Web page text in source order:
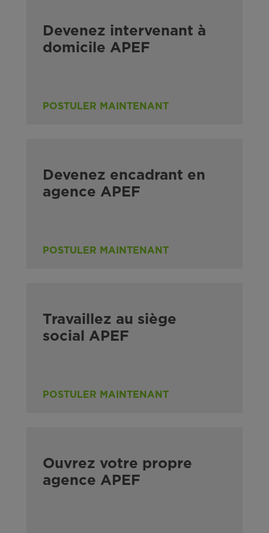
Devenez intervenant à
domicile APEF
POSTULER MAINTENANT
Devenez encadrant en
agence APEF
POSTULER MAINTENANT
Travaillez au siège
social APEF
POSTULER MAINTENANT
Ouvrez votre propre
agence APEF